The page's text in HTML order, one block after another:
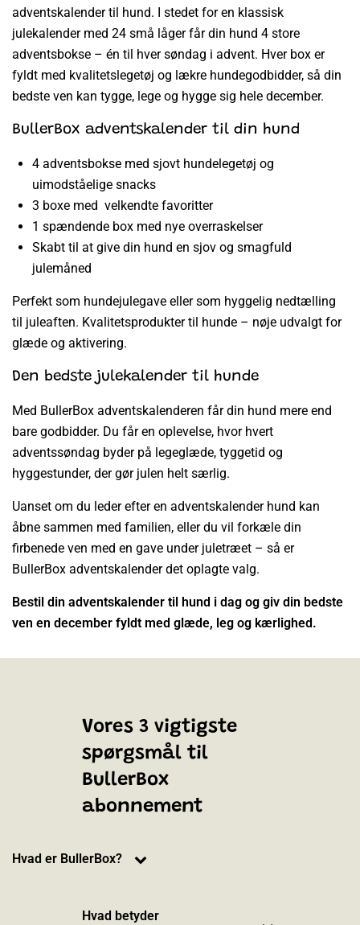
adventskalender til hund. I stedet for en klassisk
julekalender med 24 små låger får din hund 4 store
adventsbokse – én til hver søndag i advent. Hver box er
fyldt med kvalitetslegetøj og lækre hundegodbidder, så din
bedste ven kan tygge, lege og hygge sig hele december.
BullerBox adventskalender til din hund
4 adventsbokse med sjovt hundelegetøj og
uimodståelige snacks
3 boxe med velkendte favoritter
1 spændende box med nye overraskelser
Skabt til at give din hund en sjov og smagfuld
julemåned
Perfekt som hundejulegave eller som hyggelig nedtælling
til juleaften. Kvalitetsprodukter til hunde – nøje udvalgt for
glæde og aktivering.
Den bedste julekalender til hunde
Med BullerBox adventskalenderen får din hund mere end
bare godbidder. Du får en oplevelse, hvor hvert
adventssøndag byder på legeglæde, tyggetid og
hyggestunder, der gør julen helt særlig.
Uanset om du leder efter en adventskalender hund kan
åbne sammen med familien, eller du vil forkæle din
firbenede ven med en gave under juletræet – så er
BullerBox adventskalender det oplagte valg.
Bestil din adventskalender til hund i dag og giv din bedste
ven en december fyldt med glæde, leg og kærlighed.
Vores 3 vigtigste
spørgsmål til
BullerBox
abonnement
Hvad er BullerBox?
Hvad betyder